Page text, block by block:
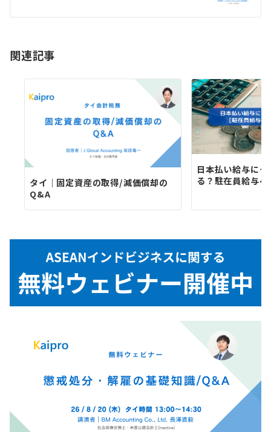
シ
ン
関連記事
タイ｜固定資産の取得/減価償却の
Q&A
日本払い給与に
る？駐在員給与